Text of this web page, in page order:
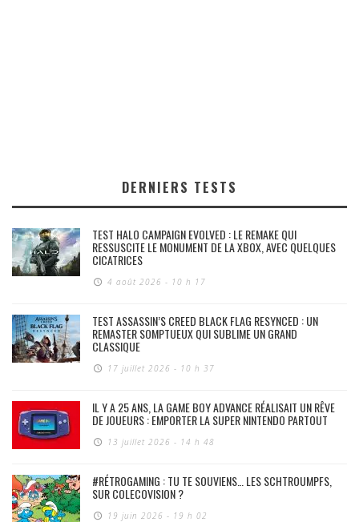
DERNIERS TESTS
TEST HALO CAMPAIGN EVOLVED : LE REMAKE QUI
RESSUSCITE LE MONUMENT DE LA XBOX, AVEC QUELQUES
CICATRICES
4 août 2026 - 10 h 17
TEST ASSASSIN’S CREED BLACK FLAG RESYNCED : UN
REMASTER SOMPTUEUX QUI SUBLIME UN GRAND
CLASSIQUE
17 juillet 2026 - 10 h 37
IL Y A 25 ANS, LA GAME BOY ADVANCE RÉALISAIT UN RÊVE
DE JOUEURS : EMPORTER LA SUPER NINTENDO PARTOUT
13 juillet 2026 - 14 h 48
#RÉTROGAMING : TU TE SOUVIENS… LES SCHTROUMPFS,
SUR COLECOVISION ?
19 juin 2026 - 19 h 02